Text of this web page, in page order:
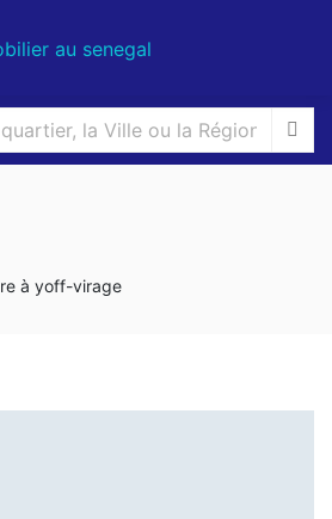
à yoff-virage